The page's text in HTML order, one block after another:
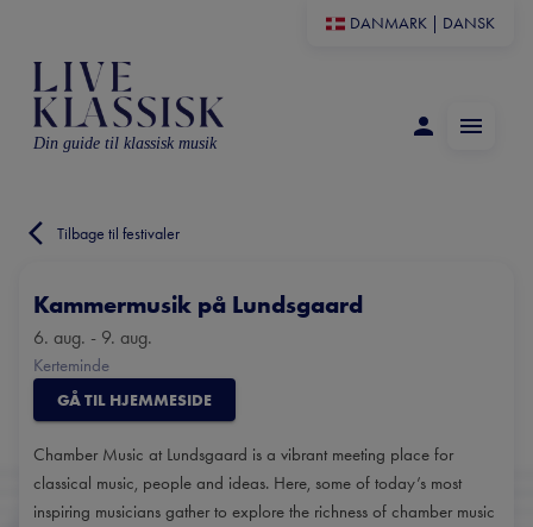
DANMARK DANSK
Din guide til klassisk musik
Tilbage til festivaler
Kammermusik på Lundsgaard
6. aug. - 9. aug.
Kerteminde
GÅ TIL HJEMMESIDE
Chamber Music at Lundsgaard is a vibrant meeting place for
classical music, people and ideas. Here, some of today’s most
inspiring musicians gather to explore the richness of chamber music